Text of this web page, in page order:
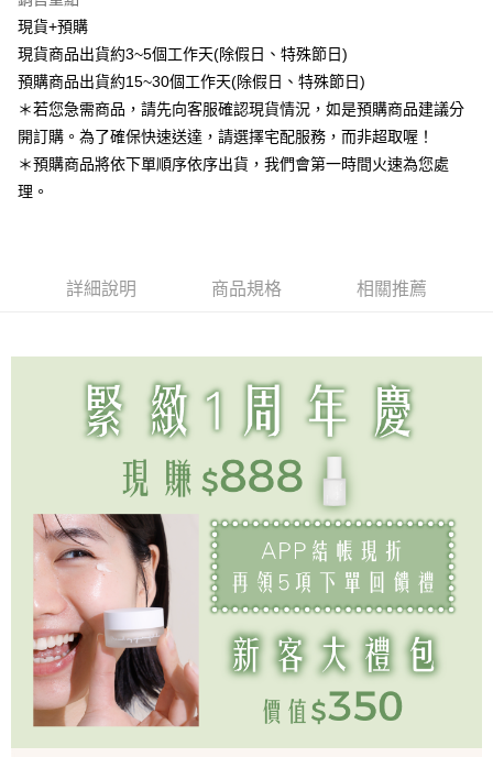
1.本服務係由「台灣大哥大股份有限公司」（以下簡稱本公司）所提供，讓
用戶於交易時，得透過本服務購買商品或服務，並由商店將買賣／分期付款
買賣價金債權讓與本公司後，依約使用本公司帳單繳交帳款。
2.基於同意付款使用「大哥付你分期」之契約關係目的，商店將以您的個人
資料（包含姓名、電話或地址）提供予台灣大哥大進項蒐集、處理及利用，
由本公司與您本人進行分期帳單所需資料之確認、核對及更正。
3.完整用戶服務條款，請詳閱以下連結：https://oppay.tw/userRule
付款後萊爾富取貨免運
免運費
7-11取貨付款免運
免運費
付款後7-11取貨免運
免運費
宅配免運
每筆NT$220
國家/地區配送
現貨+預購
現貨商品出貨約3~5個工作天(除假日、特殊節日)
預購商品出貨約15~30個工作天(除假日、特殊節日)
＊若您急需商品，請先向客服確認現貨情況，如是預購商品建議分
開訂購。為了確保快速送達，請選擇宅配服務，而非超取喔！
＊預購商品將依下單順序依序出貨，我們會第一時間火速為您處
理。
詳細說明 商品規格 相關推薦